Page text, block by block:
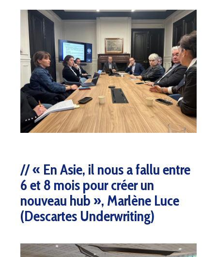
« En Asie, il nous a fallu entre
6 et 8 mois pour créer un
nouveau hub », Marlène Luce
(Descartes Underwriting)